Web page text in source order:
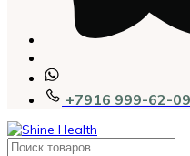
+7916 999-62-09